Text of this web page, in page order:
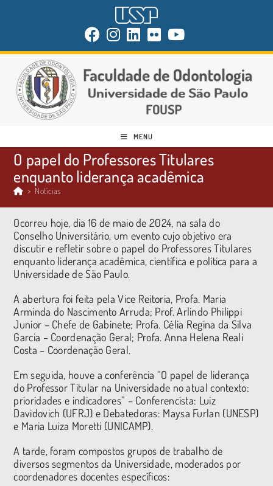
MENU
O papel do Professores Titulares
enquanto liderança acadêmica
> Notícias
Ocorreu hoje, dia 16 de maio de 2024, na sala do
Conselho Universitário, um evento cujo objetivo era
discutir e refletir sobre o papel do Professores Titulares
enquanto liderança acadêmica, científica e política para a
Universidade de São Paulo.
A abertura foi feita pela Vice Reitoria, Profa. Maria
Arminda do Nascimento Arruda; Prof. Arlindo Philippi
Junior – Chefe de Gabinete; Profa. Célia Regina da Silva
Garcia – Coordenação Geral; Profa. Anna Helena Reali
Costa – Coordenação Geral.
Em seguida, houve a conferência “O papel de liderança
do Professor Titular na Universidade no atual contexto:
prioridades e indicadores” – Conferencista: Luiz
Davidovich (UFRJ) e Debatedoras: Maysa Furlan (UNESP)
e Maria Luiza Moretti (UNICAMP).
A tarde, foram compostos grupos de trabalho de
diversos segmentos da Universidade, moderados por
coordenadores docentes específicos: